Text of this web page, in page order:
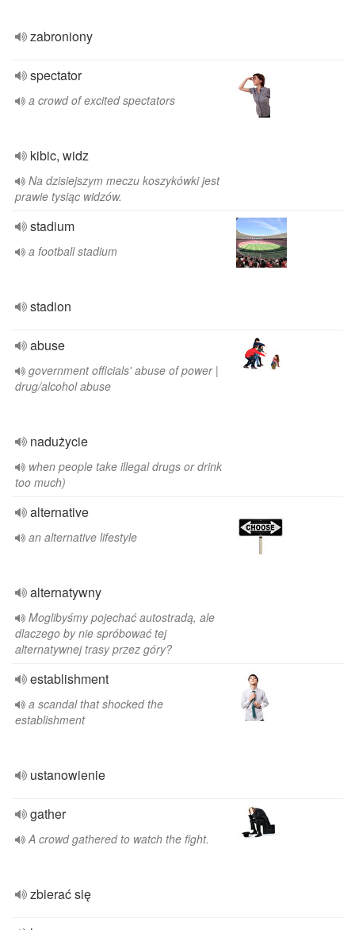
zabroniony
spectator
a crowd of excited spectators
kibic, widz
Na dzisiejszym meczu koszykówki jest
prawie tysiąc widzów.
stadium
a football stadium
stadion
abuse
government officials' abuse of power |
drug/alcohol abuse
nadużycie
when people take illegal drugs or drink
too much)
alternative
an alternative lifestyle
alternatywny
Moglibyśmy pojechać autostradą, ale
dlaczego by nie spróbować tej
alternatywnej trasy przez góry?
establishment
a scandal that shocked the
establishment
ustanowienie
gather
A crowd gathered to watch the fight.
zbierać się